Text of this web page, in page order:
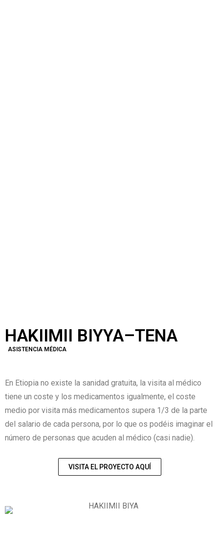
HAKIIMII BIYYA–TENA
ASISTENCIA MÉDICA
En Etiopia no existe la sanidad gratuita, la visita al médico
tiene un coste y los medicamentos igualmente, el coste
medio por visita más medicamentos supera 1/3 de la parte
del salario de cada persona, por lo que os podéis imaginar el
número de personas que acuden al médico (casi nadie).
VISITA EL PROYECTO AQUÍ